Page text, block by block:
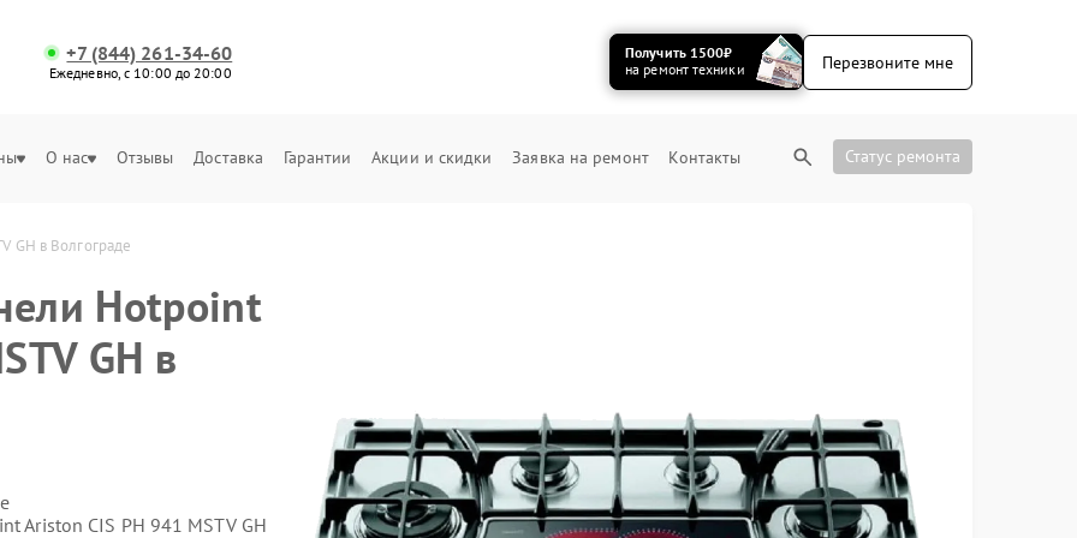
+7 (844) 261-34-60
Ежедневно, с 10:00 до 20:00
Получить 1500₽
на ремонт техники
Перезвоните мне
О нас Отзывы Доставка Гарантии Акции и скидки Заявка на ремонт Контакты Статус ремонта
GH в Волгограде
Hotpoint
GH в
Ariston CIS PH 941 MSTV GH